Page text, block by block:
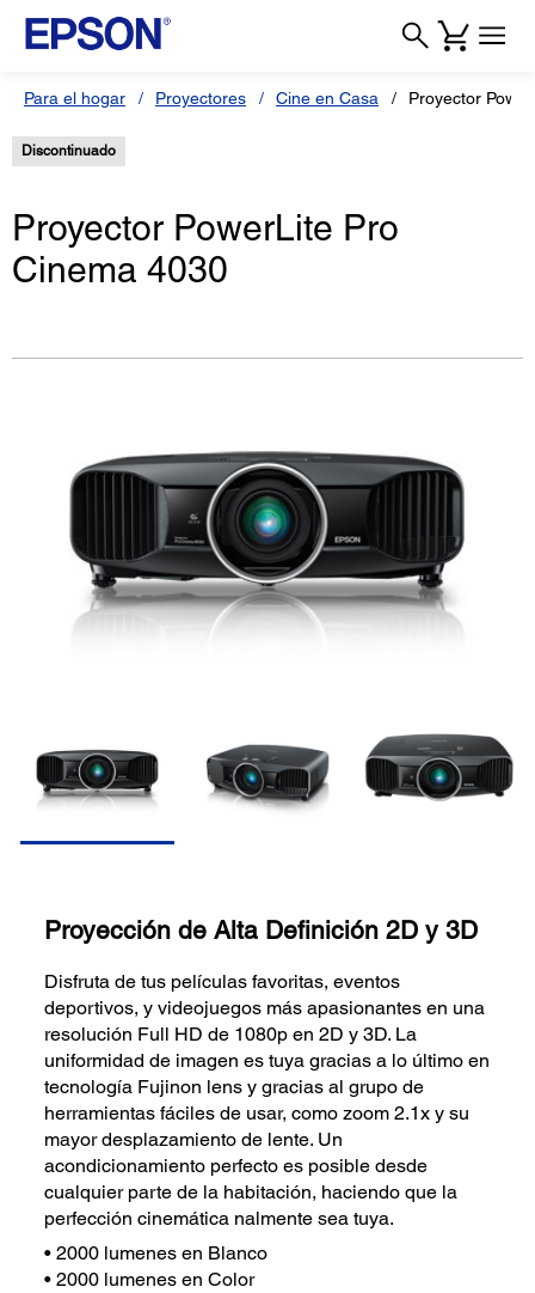
Para el hogar Proyectores Cine en Casa Proyector
Discontinuado
Proyector PowerLite Pro
Cinema 4030
Proyección de Alta Definición 2D y 3D
Disfruta de tus películas favoritas, eventos
deportivos, y videojuegos más apasionantes en una
resolución Full HD de 1080p en 2D y 3D. La
uniformidad de imagen es tuya gracias a lo último en
tecnología Fujinon lens y gracias al grupo de
herramientas fáciles de usar, como zoom 2.1x y su
mayor desplazamiento de lente. Un
acondicionamiento perfecto es posible desde
cualquier parte de la habitación, haciendo que la
perfección cinemática nalmente sea tuya.
• 2000 lumenes en Blanco
• 2000 lumenes en Color